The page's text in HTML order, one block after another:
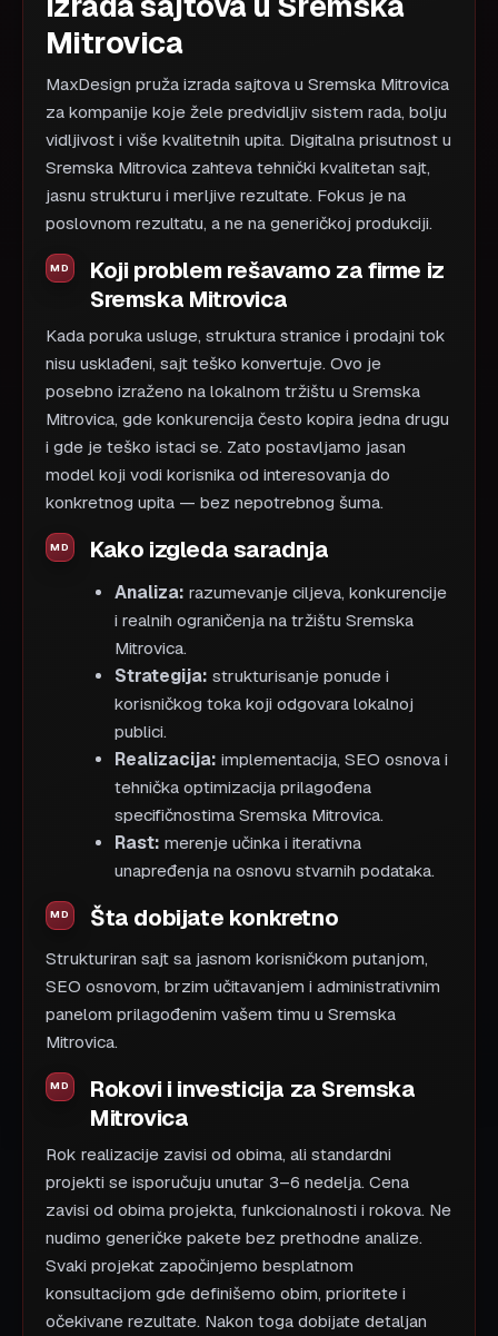
Mitrovica
MaxDesign pruža izrada sajtova u Sremska Mitrovica
za kompanije koje žele predvidljiv sistem rada, bolju
vidljivost i više kvalitetnih upita. Digitalna prisutnost u
Sremska Mitrovica zahteva tehnički kvalitetan sajt,
jasnu strukturu i merljive rezultate. Fokus je na
poslovnom rezultatu, a ne na generičkoj produkciji.
Koji problem rešavamo za firme iz
Sremska Mitrovica
Kada poruka usluge, struktura stranice i prodajni tok
nisu usklađeni, sajt teško konvertuje. Ovo je
posebno izraženo na lokalnom tržištu u Sremska
Mitrovica, gde konkurencija često kopira jedna drugu
i gde je teško istaci se. Zato postavljamo jasan
model koji vodi korisnika od interesovanja do
konkretnog upita — bez nepotrebnog šuma.
Kako izgleda saradnja
Analiza: razumevanje ciljeva, konkurencije
i realnih ograničenja na tržištu Sremska
Mitrovica.
Strategija: strukturisanje ponude i
korisničkog toka koji odgovara lokalnoj
publici.
Realizacija: implementacija, SEO osnova i
tehnička optimizacija prilagođena
specifičnostima Sremska Mitrovica.
Rast: merenje učinka i iterativna
unapređenja na osnovu stvarnih podataka.
Šta dobijate konkretno
Strukturiran sajt sa jasnom korisničkom putanjom,
SEO osnovom, brzim učitavanjem i administrativnim
panelom prilagođenim vašem timu u Sremska
Mitrovica.
Rokovi i investicija za Sremska
Mitrovica
Rok realizacije zavisi od obima, ali standardni
projekti se isporučuju unutar 3–6 nedelja. Cena
zavisi od obima projekta, funkcionalnosti i rokova. Ne
nudimo generičke pakete bez prethodne analize.
Svaki projekat započinjemo besplatnom
konsultacijom gde definišemo obim, prioritete i
očekivane rezultate. Nakon toga dobijate detaljan